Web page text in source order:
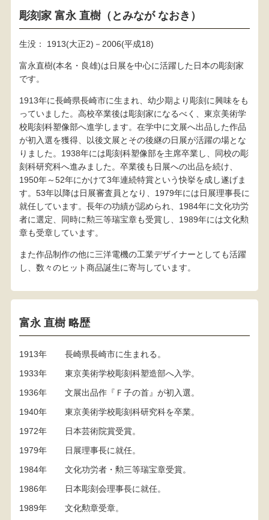
彫刻家 富永 直樹（とみなが なおき）
生没： 1913(大正2)－2006(平成18)
富永直樹(本名・良雄)は日展を中心に活躍した日本の彫刻家
です。
1913年に長崎県長崎市に生まれ、幼少期より彫刻に興味をも
っていました。高校卒業後は彫刻家になるべく、東京美術学
校彫刻科塑像部へ進学します。在学中に文展へ出品した作品
が初入選を獲得、以後文展とその後継の日展が活躍の場とな
りました。1938年には彫刻科塑像部を主席卒業し、同校の彫
刻科研究科へ進みました。卒業後も日展への出品を続け、
1950年～52年にかけて3年連続特賞という快挙を成し遂げま
す。53年以降は日展審査員となり、1979年には日展理事長に
就任しています。長年の功績が認められ、1984年に文化功労
者に選定、同時に勲三等瑞宝章も受賞し、1989年には文化勲
章も受章しています。
また作品制作の他に三洋電機の工業デザイナーとしても活躍
し、数々のヒット商品誕生に寄与しています。
富永 直樹 略歴
1913年
長崎県長崎市に生まれる。
1933年
東京美術学校彫刻科塑造部へ入学。
1936年
文展出品作『Ｆ子の首』が初入選。
1940年
東京美術学校彫刻科研究科を卒業。
1972年
日本芸術院賞受賞。
1979年
日展理事長に就任。
1984年
文化功労者・勲三等瑞宝章受賞。
1986年
日本彫刻会理事長に就任。
1989年
文化勲章受章。